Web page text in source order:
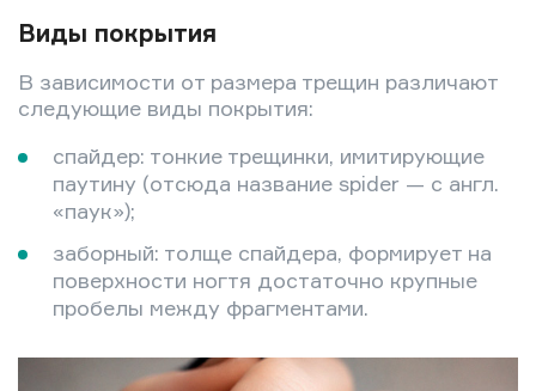
Виды покрытия
В зависимости от размера трещин различают
следующие виды покрытия:
спайдер: тонкие трещинки, имитирующие
паутину (отсюда название spider — с англ.
«паук»);
заборный: толще спайдера, формирует на
поверхности ногтя достаточно крупные
пробелы между фрагментами.